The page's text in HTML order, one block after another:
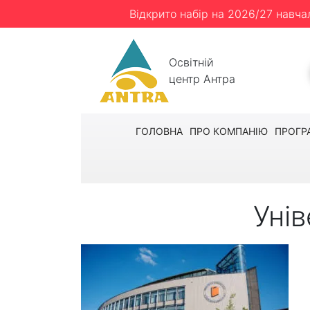
Відкрито набір на 2026/27
Освітній
центр Антра
ГОЛОВНА ПРО КОМПАНІЮ